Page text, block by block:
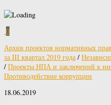
0
Архив проектов нормативных
за III квартал 2019 года /
/ Проекты НПА и заключений к
Противодействие коррупции
18.06.2019